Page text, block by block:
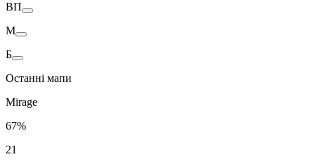
ВП
M
Б
Останні мапи
Mirage
67%
21